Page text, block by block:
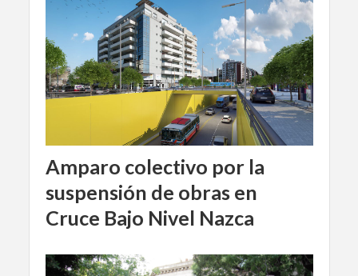
Amparo colectivo por la
suspensión de obras en
Cruce Bajo Nivel Nazca